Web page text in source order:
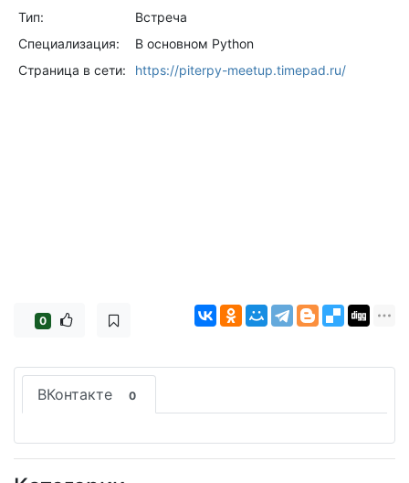
Тип:
Встреча
Специализация:
В основном Python
Страница в сети:
https://piterpy-meetup.timepad.ru/
0
ВКонтакте 0